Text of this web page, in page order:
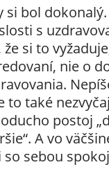
si bol
s
si to
nie o
to také
postoj
A vo
sebou